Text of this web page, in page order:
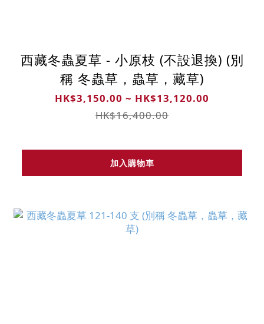
西藏冬蟲夏草 - 小原枝 (不設退換) (別
稱 冬蟲草，蟲草，藏草)
HK$3,150.00 ~ HK$13,120.00
HK$16,400.00
加入購物車